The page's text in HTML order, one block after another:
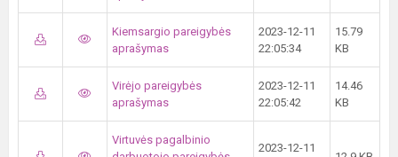
Kiemsargio pareigybės
aprašymas
2023-12-11
22:05:34
15.79
KB
Virėjo pareigybės
aprašymas
2023-12-11
22:05:42
14.46
KB
Virtuvės pagalbinio
2023-12-11